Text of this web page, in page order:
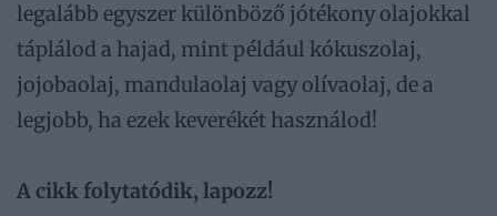
legalább egyszer különböző jótékony olajokkal
táplálod a hajad, mint például kókuszolaj,
jojobaolaj, mandulaolaj vagy olívaolaj, de a
legjobb, ha ezek keverékét használod!
A cikk folytatódik, lapozz!